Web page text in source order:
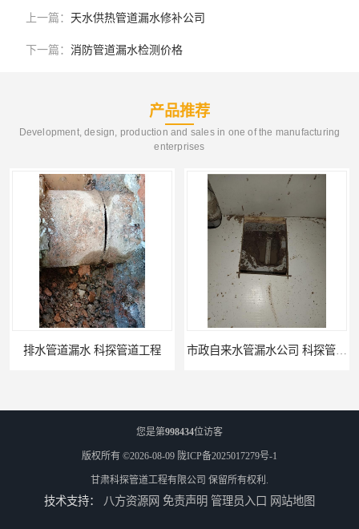
上一篇： 天水供热管道漏水修补公司
下一篇： 消防管道漏水检测价格
产品推荐
Development, design, production and sales in one of the manufacturing
enterprises
道漏水 科探管道工程 市政自来水管漏水公司 科探管道工程
您是第998434位访客
版权所有 ©2026-08-09 陇ICP备2025017279号-1
甘肃科探管道工程有限公司 保留所有权利.
技术支持： 八方资源网 免责声明 管理员入口 网站地图